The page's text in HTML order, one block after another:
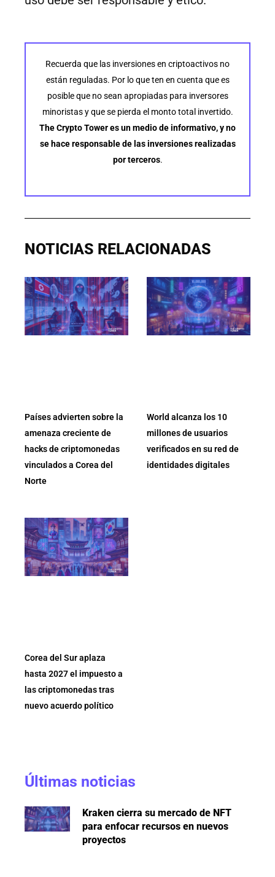
Recuerda que las inversiones en criptoactivos no
están reguladas. Por lo que ten en cuenta que es
posible que no sean apropiadas para inversores
minoristas y que se pierda el monto total invertido.
The Crypto Tower es un medio de informativo, y no
se hace responsable de las inversiones realizadas
por terceros.
NOTICIAS RELACIONADAS
Países advierten sobre la
amenaza creciente de
hacks de criptomonedas
vinculados a Corea del
Norte
World alcanza los 10
millones de usuarios
verificados en su red de
identidades digitales
Corea del Sur aplaza
hasta 2027 el impuesto a
las criptomonedas tras
nuevo acuerdo político
Últimas noticias
Kraken cierra su mercado de NFT
para enfocar recursos en nuevos
proyectos